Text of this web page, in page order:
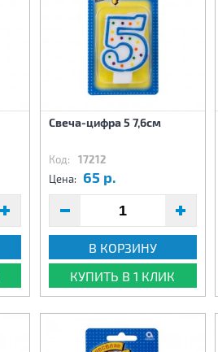
Свеча-цифра 5 7,6см
Код: 17212
Цена: 65 р.
В КОРЗИНУ
КУПИТЬ В 1 КЛИК